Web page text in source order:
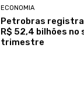
ECONOMIA
Petrobras registra
R$ 52,4 bilhões no
trimestre